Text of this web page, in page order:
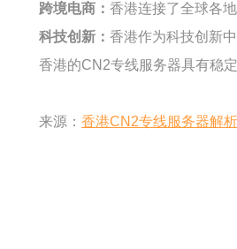
跨境电商： 香港连接了全球各
科技创新： 香港作为科技创新
香港的CN2专线服务器具有稳
来源： 香港CN2专线服务器解析